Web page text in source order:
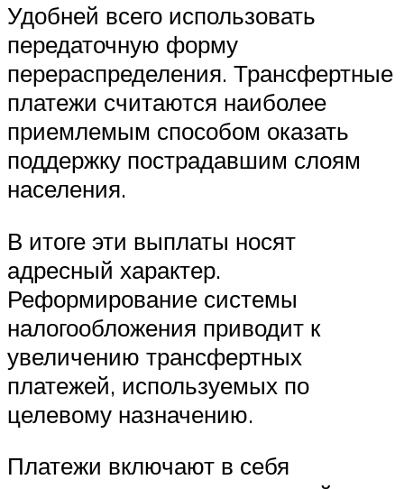
Удобней всего использовать
передаточную форму
перераспределения. Трансфертные
платежи считаются наиболее
приемлемым способом оказать
поддержку пострадавшим слоям
населения.
В итоге эти выплаты носят
адресный характер.
Реформирование системы
налогообложения приводит к
увеличению трансфертных
платежей, используемых по
целевому назначению.
Платежи включают в себя